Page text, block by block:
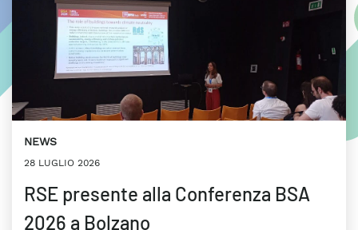
NEWS
28 LUGLIO 2026
RSE presente alla Conferenza BSA
2026 a Bolzano